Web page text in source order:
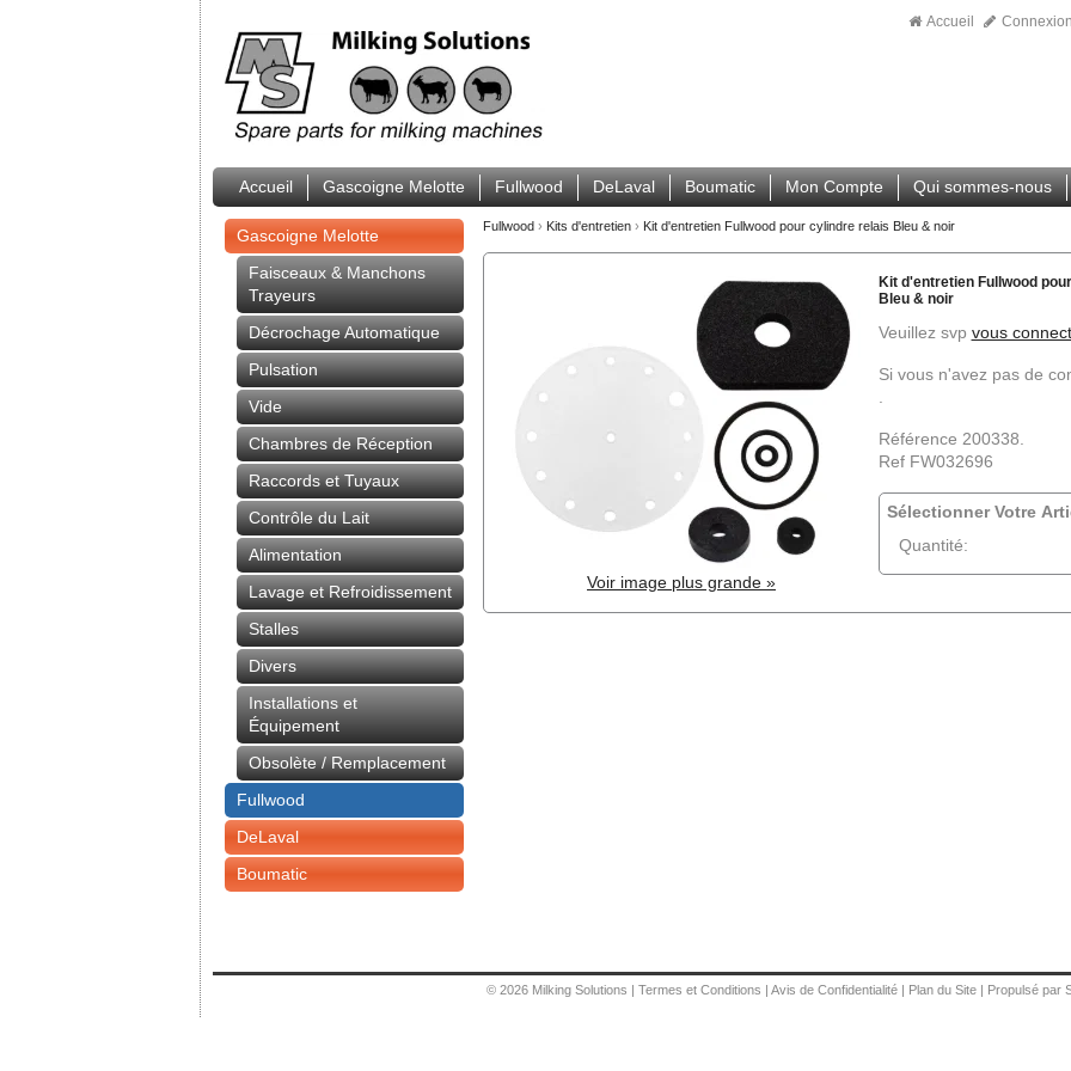
Accueil Connexion
Accueil Gascoigne Melotte Fullwood DeLaval Boumatic Mon Compte Qui sommes-nous
Gascoigne Melotte
Faisceaux & Manchons
Trayeurs
Décrochage Automatique
Pulsation
Vide
Chambres de Réception
Raccords et Tuyaux
Contrôle du Lait
Alimentation
Lavage et Refroidissement
Stalles
Divers
Installations et
Équipement
Obsolète / Remplacement
Fullwood
DeLaval
Boumatic
Fullwood › Kits d'entretien › Kit d'entretien Fullwood pour cylindre relais Bleu & noir
Voir image plus grande »
Kit d'entretien Fullwood
Bleu & noir
Veuillez svp vous
Si vous n'avez pas de
Référence 200338.
Ref FW032696
Sélectionner Votre
Quantité:
© 2026 Milking Solutions | Termes et Conditions | Avis de Confidentialité | Plan du Site | Propulsé par